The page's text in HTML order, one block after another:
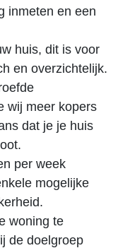
inmeten en een
huis, dit is voor
en overzichtelijk.
wij meer kopers
dat je je huis
per week
mogelijke
woning te
de doelgroep